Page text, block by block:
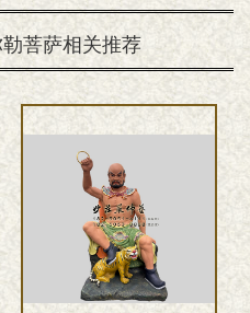
菩萨相关推荐